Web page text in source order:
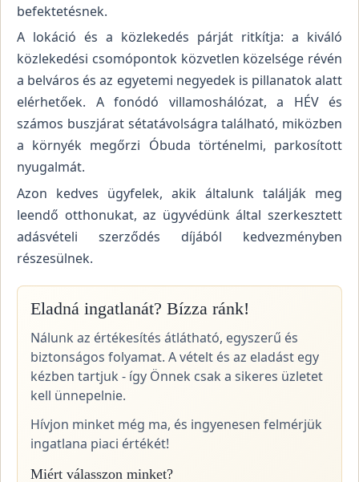
befektetésnek.
A lokáció és a közlekedés párját ritkítja: a kiváló
közlekedési csomópontok közvetlen közelsége révén
a belváros és az egyetemi negyedek is pillanatok alatt
elérhetőek. A fonódó villamoshálózat, a HÉV és
számos buszjárat sétatávolságra található, miközben
a környék megőrzi Óbuda történelmi, parkosított
nyugalmát.
Azon kedves ügyfelek, akik általunk találják meg
leendő otthonukat, az ügyvédünk által szerkesztett
adásvételi szerződés díjából kedvezményben
részesülnek.
Eladná ingatlanát? Bízza ránk!
Nálunk az értékesítés átlátható, egyszerű és
biztonságos folyamat. A vételt és az eladást egy
kézben tartjuk - így Önnek csak a sikeres üzletet
kell ünnepelnie.
Hívjon minket még ma, és ingyenesen felmérjük
ingatlana piaci értékét!
Miért válasszon minket?